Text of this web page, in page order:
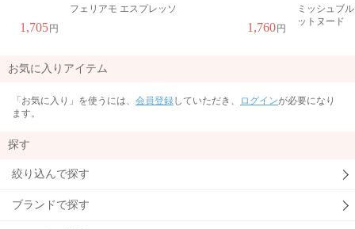
1,705 円
フェリアモ エスプレッソ
1,760 円
ミッシュブ
ットヌード
お気に入りアイテム
「お気に入り」を使うには、 会員登録していただき、 ログインが必要になり
ます。
探す
絞り込んで探す
ブランドで探す